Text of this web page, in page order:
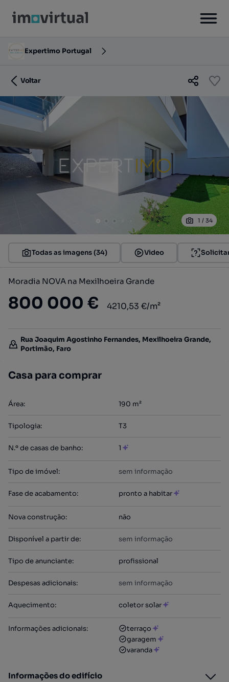
Expertimo Portugal
Voltar
1 / 34
Todas as imagens (34) Video
Moradia NOVA na Mexilhoeira Grande
800 000 € 4210,53 €/m²
Rua Joaquim Agostinho Fernandes, Mexilhoeira Grande,
Portimão, Faro
Casa para comprar
Área: 190 m²
Tipologia: T3
N.º de casas de banho: 1
Tipo de imóvel: sem informação
Fase de acabamento: pronto a habitar
Nova construção: não
Disponível a partir de: sem informação
Tipo de anunciante: profissional
Despesas adicionais: sem informação
Aquecimento: coletor solar
Informações adicionais:
terraço
garagem
varanda
Informações do edifício